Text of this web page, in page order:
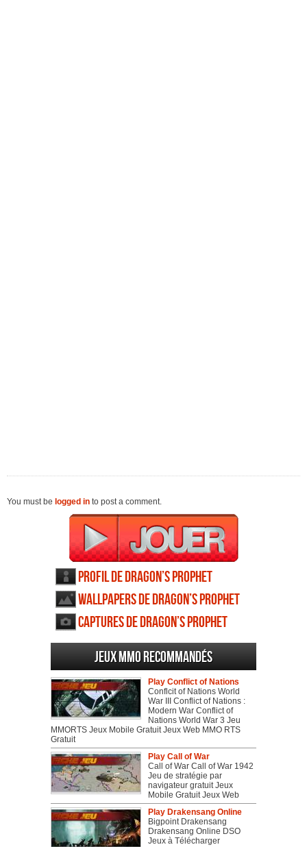
You must be logged in to post a comment.
Profil de Dragon’s Prophet
Wallpapers de Dragon’s Prophet
Captures de Dragon’s Prophet
Jeux MMO recommandés
Play Conflict of Nations
Conflcit of Nations World
War III Conflict of Nations :
Modern War Conflict of
Nations World War 3 Jeu
MMORTS Jeux Mobile Gratuit Jeux Web MMO RTS
Gratuit
Play Call of War
Call of War Call of War 1942
Jeu de stratégie par
navigateur gratuit Jeux
Mobile Gratuit Jeux Web
Play Drakensang Online
Bigpoint Drakensang
Drakensang Online DSO
Jeux à Télécharger